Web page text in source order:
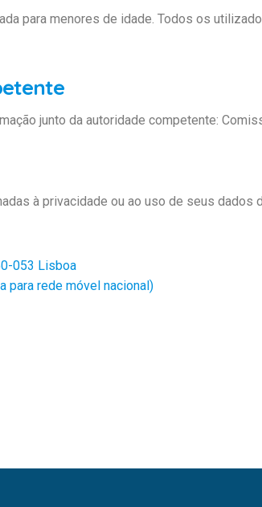
para menores de idade. Todos os
junto da autoridade competente:
à privacidade ou ao uso de seus dados
053 Lisboa
para rede móvel nacional)